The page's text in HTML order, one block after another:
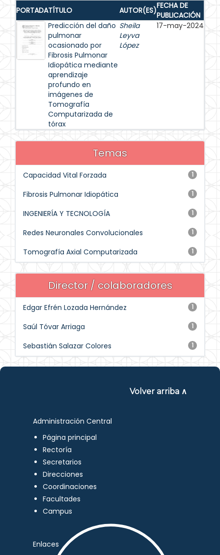
PORTADATÍTULO AUTOR(ES)FECHA DE
PUBLICACIÓN
Predicción del daño
pulmonar
ocasionado por
Fibrosis Pulmonar
Idiopática mediante
aprendizaje
profundo en
imágenes de
Tomografía
Computarizada de
tórax
Sheila
Leyva
López
17-may-2024
Temas
1
Capacidad Vital Forzada
1
Fibrosis Pulmonar Idiopática
1
INGENIERÍA Y TECNOLOGÍA
1
Redes Neuronales Convolucionales
1
Tomografía Axial Computarizada
Director / colaboradores
1
Edgar Efrén Lozada Hernández
1
Saúl Tóvar Arriaga
1
Sebastián Salazar Colores
Volver arriba ∧
Administración Central
Página principal
Rectoría
Secretarios
Direcciones
Coordinaciones
Facultades
Campus
Enlaces